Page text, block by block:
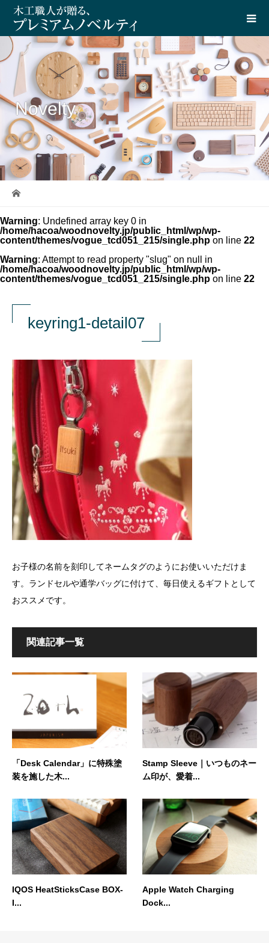
Novelty
Warning: Undefined array key 0 in
/home/hacoa/woodnovelty.jp/public_html/wp/wp-
content/themes/vogue_tcd051_215/single.php on line 22
Warning: Attempt to read property "slug" on null in
/home/hacoa/woodnovelty.jp/public_html/wp/wp-
content/themes/vogue_tcd051_215/single.php on line 22
keyring1-detail07
お子様の名前を刻印してネームタグのようにお使いいただけま
す。ランドセルや通学バッグに付けて、毎日使えるギフトとして
おススメです。
関連記事一覧
「Desk Calendar」に特殊塗
装を施した木...
Stamp Sleeve｜いつものネー
ム印が、愛着...
IQOS HeatSticksCase BOX-
I...
Apple Watch Charging
Dock...